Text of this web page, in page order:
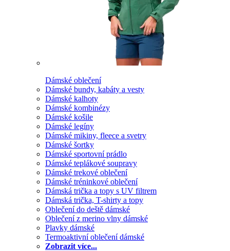
Dámské oblečení
Dámské bundy, kabáty a vesty
Dámské kalhoty
Dámské kombinézy
Dámské košile
Dámské legíny
Dámské mikiny, fleece a svetry
Dámské šortky
Dámské sportovní prádlo
Dámské teplákové soupravy
Dámské trekové oblečení
Dámské tréninkové oblečení
Dámská trička a topy s UV filtrem
Dámská trička, T-shirty a topy
Oblečení do deště dámské
Oblečení z merino vlny dámské
Plavky dámské
Termoaktivní oblečení dámské
Zobrazit více...